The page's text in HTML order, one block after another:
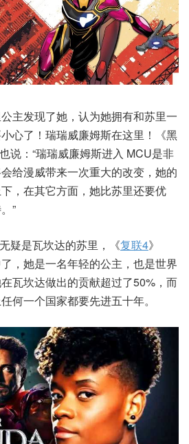
主发现了她，认为她拥有和苏里一
心了！瑞瑞威廉姆斯在这里！《黑
说：“瑞瑞威廉姆斯进入 MCU是非
给漫威带来一次重大的改变，她的
，在其它方面，她比苏里还要优
”
疑是瓦坎达的苏里，《复联4》
，她是一名年轻的公主，也是世界
瓦坎达做出的贡献超过了50%，而
何一个国家都要先进五十年。